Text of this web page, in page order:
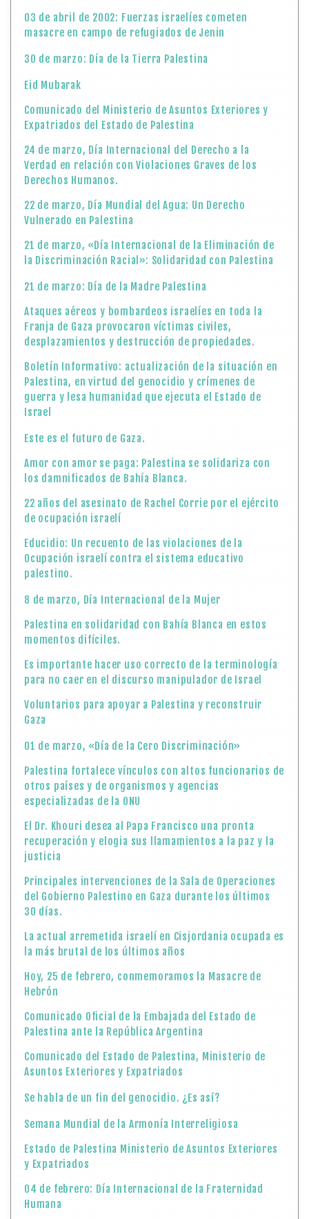
03 de abril de 2002: Fuerzas israelíes cometen
masacre en campo de refugiados de Jenin
30 de marzo: Día de la Tierra Palestina
Eid Mubarak
Comunicado del Ministerio de Asuntos Exteriores y
Expatriados del Estado de Palestina
24 de marzo, Día Internacional del Derecho a la
Verdad en relación con Violaciones Graves de los
Derechos Humanos.
22 de marzo, Día Mundial del Agua: Un Derecho
Vulnerado en Palestina
21 de marzo, «Día Internacional de la Eliminación de
la Discriminación Racial»: Solidaridad con Palestina
21 de marzo: Día de la Madre Palestina
Ataques aéreos y bombardeos israelíes en toda la
Franja de Gaza provocaron víctimas civiles,
desplazamientos y destrucción de propiedades.
Boletín Informativo: actualización de la situación en
Palestina, en virtud del genocidio y crímenes de
guerra y lesa humanidad que ejecuta el Estado de
Israel
Este es el futuro de Gaza.
Amor con amor se paga: Palestina se solidariza con
los damnificados de Bahía Blanca.
22 años del asesinato de Rachel Corrie por el ejército
de ocupación israelí
Educidio: Un recuento de las violaciones de la
Ocupación israelí contra el sistema educativo
palestino.
8 de marzo, Día Internacional de la Mujer
Palestina en solidaridad con Bahía Blanca en estos
momentos difíciles.
Es importante hacer uso correcto de la terminología
para no caer en el discurso manipulador de Israel
Voluntarios para apoyar a Palestina y reconstruir
Gaza
01 de marzo, «Día de la Cero Discriminación»
Palestina fortalece vínculos con altos funcionarios de
otros países y de organismos y agencias
especializadas de la ONU
El Dr. Khouri desea al Papa Francisco una pronta
recuperación y elogia sus llamamientos a la paz y la
justicia
Principales intervenciones de la Sala de Operaciones
del Gobierno Palestino en Gaza durante los últimos
30 días.
La actual arremetida israelí en Cisjordania ocupada es
la más brutal de los últimos años
Hoy, 25 de febrero, conmemoramos la Masacre de
Hebrón
Comunicado Oficial de la Embajada del Estado de
Palestina ante la República Argentina
Comunicado del Estado de Palestina, Ministerio de
Asuntos Exteriores y Expatriados
Se habla de un fin del genocidio. ¿Es así?
Semana Mundial de la Armonía Interreligiosa
Estado de Palestina Ministerio de Asuntos Exteriores
y Expatriados
04 de febrero: Día Internacional de la Fraternidad
Humana